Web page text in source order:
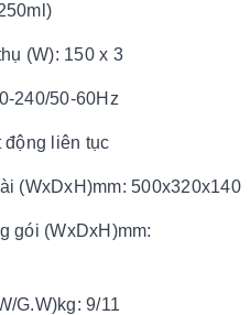
(W): 150 x 3
240/50-60Hz
liên tục
(WxDxH)mm: 500x320x140
gói (WxDxH)mm:
G.W)kg: 9/11